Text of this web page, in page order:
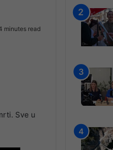
minutes read
Sve u